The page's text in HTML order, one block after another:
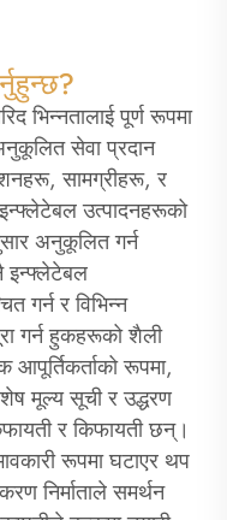
भिन्नतालाई पूर्ण रूपमा
सेवा प्रदान
सामग्रीहरू, र
उत्पादनहरूको
अनुकूलित गर्न
गर्न र विभिन्न
गर्न हुकहरूको शैली
रूपमा,
मूल्य सूची र उद्धरण
र किफायती छन्।
रूपमा घटाएर थप
निर्माताले समर्थन